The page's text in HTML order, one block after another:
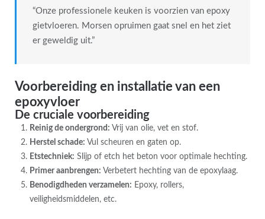
“Onze professionele keuken is voorzien van epoxy
gietvloeren. Morsen opruimen gaat snel en het ziet
er geweldig uit.”
Voorbereiding en installatie van een
epoxyvloer
De cruciale voorbereiding
Reinig de ondergrond: Vrij van olie, vet en stof.
Herstel schade: Vul scheuren en gaten op.
Etstechniek: Slijp of etch het beton voor optimale hechting.
Primer aanbrengen: Verbetert hechting van de epoxylaag.
Benodigdheden verzamelen: Epoxy, rollers,
veiligheidsmiddelen, etc.